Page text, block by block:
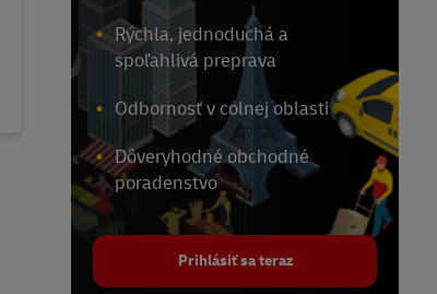
Rýchla, jednoduchá a
spoľahlivá preprava
Odbornosť v colnej oblasti
Dôveryhodné obchodné
poradenstvo
Prihlásiť sa teraz